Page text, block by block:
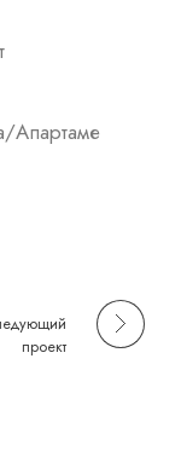
Апартаме
проект